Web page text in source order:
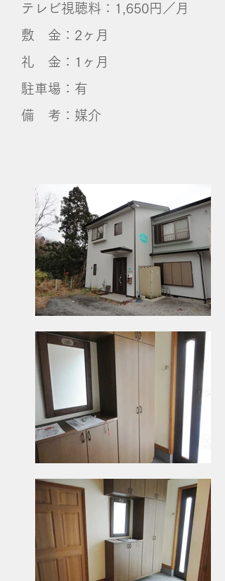
テレビ視聴料：1,650円／月
敷 金：2ヶ月
礼 金：1ヶ月
​駐車場：有
備 考：媒介